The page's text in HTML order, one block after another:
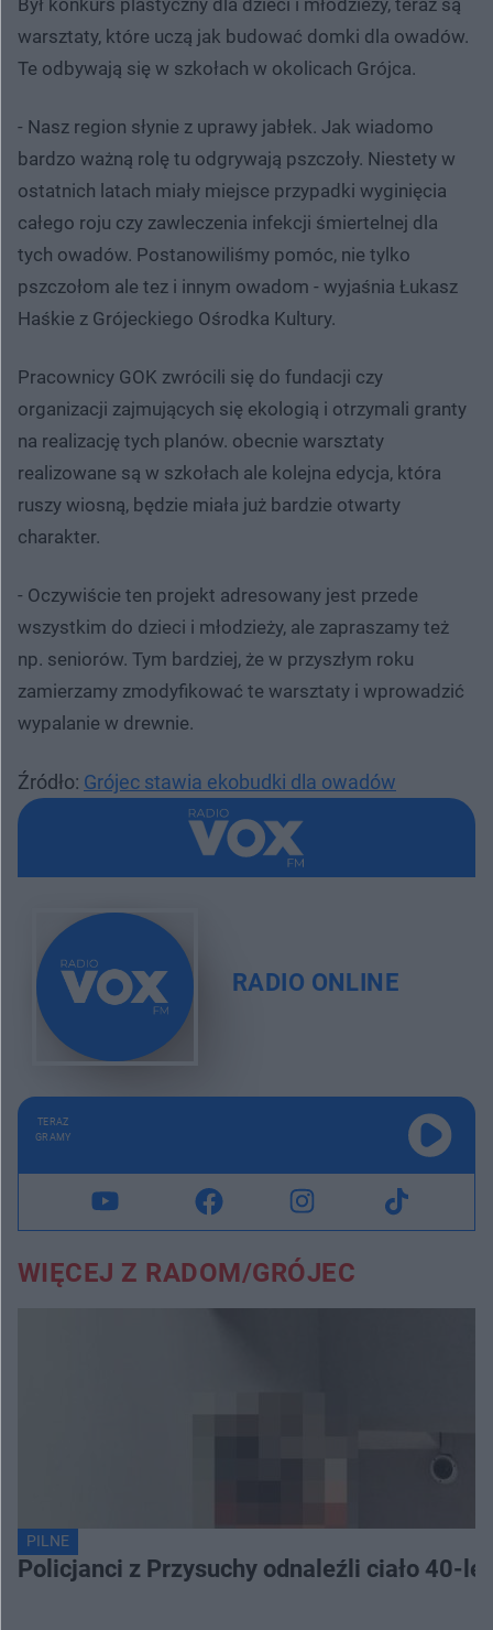
warsztaty, które uczą jak budować domki dla owadów.
Te odbywają się w szkołach w okolicach Grójca.
- Nasz region słynie z uprawy jabłek. Jak wiadomo
bardzo ważną rolę tu odgrywają pszczoły. Niestety w
ostatnich latach miały miejsce przypadki wyginięcia
całego roju czy zawleczenia infekcji śmiertelnej dla
tych owadów. Postanowiliśmy pomóc, nie tylko
pszczołom ale tez i innym owadom - wyjaśnia Łukasz
Haśkie z Grójeckiego Ośrodka Kultury.
Pracownicy GOK zwrócili się do fundacji czy
organizacji zajmujących się ekologią i otrzymali granty
na realizację tych planów. obecnie warsztaty
realizowane są w szkołach ale kolejna edycja, która
ruszy wiosną, będzie miała już bardzie otwarty
charakter.
- Oczywiście ten projekt adresowany jest przede
wszystkim do dzieci i młodzieży, ale zapraszamy też
np. seniorów. Tym bardziej, że w przyszłym roku
zamierzamy zmodyfikować te warsztaty i wprowadzić
wypalanie w drewnie.
Źródło: Grójec stawia ekobudki dla owadów
RADIO ONLINE
TERAZ
GRAMY
WIĘCEJ Z RADOM/GRÓJEC
PILNE
Policjanci z Przysuchy odnaleźli ciało 40-